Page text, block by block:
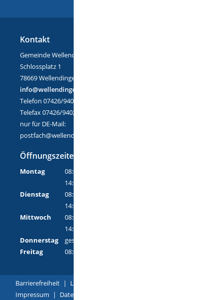
Kontakt
Gemeinde Wellendingen
Schlossplatz 1
78669 Wellendingen
info@wellendingen.de
Telefon 07426/9402-0
Telefax 07426/9402-25
nur für DE-Mail:
postfach@wellendingen.de-mail.de
Öffnungszeiten
Montag
08:00 Uhr - 12:00 Uhr
14:00 Uhr - 18:00 Uhr
Dienstag
08:00 Uhr - 12:00 Uhr
14:00 Uhr - 16:00 Uhr
Mittwoch
08:00 Uhr - 12:00 Uhr
14:00 Uhr - 16:00 Uhr
Donnerstag
geschlossen
Freitag
08:00 Uhr - 12:00 Uhr
Barrierefreiheit | Leichte Sprache
Impressum
| Datenschutz